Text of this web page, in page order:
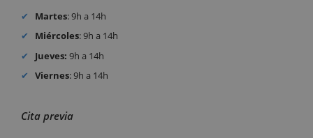
Martes: 9h a 14h
Miércoles: 9h a 14h
Jueves: 9h a 14h
Viernes: 9h a 14h
Cita previa